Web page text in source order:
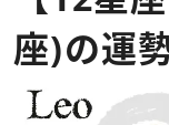
座)の運